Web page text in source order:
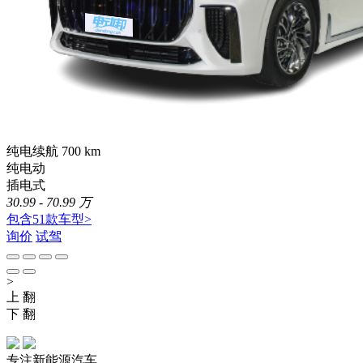
纯电续航 700 km
纯电动
插电式
30.99 - 70.99 万
包含51款车型>
询价 试驾
>
上 翻
下 翻
专注新能源汽车